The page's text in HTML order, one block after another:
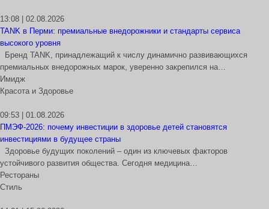
13:08 | 02.08.2026
TANK в Перми: премиальные внедорожники и стандарты сервиса
высокого уровня
Бренд TANK, принадлежащий к числу динамично развивающихся
премиальных внедорожных марок, уверенно закрепился на…
Имидж
Красота и Здоровье
09:53 | 01.08.2026
ПМЭФ-2026: почему инвестиции в здоровье детей становятся
инвестициями в будущее страны
Здоровье будущих поколений – один из ключевых факторов
устойчивого развития общества. Сегодня медицина…
Рестораны
Стиль